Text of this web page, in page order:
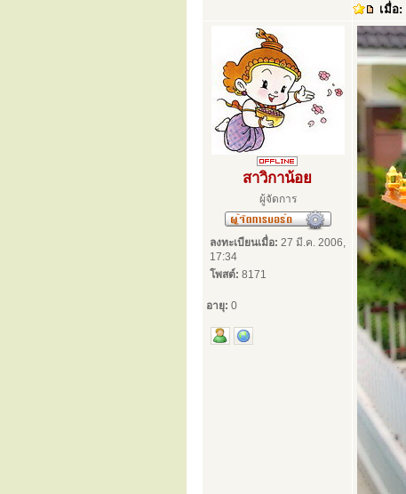
เมื่อ:
สาวิกาน้อย
ผู้จัดการ
ลงทะเบียนเมื่อ: 27 มี.ค. 2006,
17:34
โพสต์: 8171
อายุ: 0